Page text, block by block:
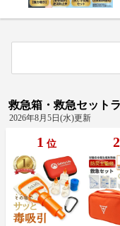
救急箱・救急セット
2026年8月5日(水)更新
1 位 2